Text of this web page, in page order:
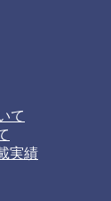
て
実績